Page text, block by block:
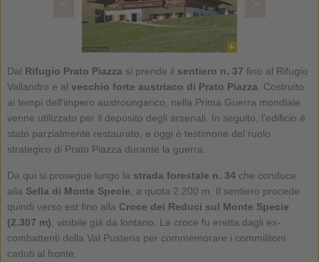
Dal Rifugio Prato Piazza si prende il sentiero n. 37 fino al Rifugio
Vallandro e al vecchio forte austriaco di Prato Piazza . Costruito
ai tempi dell'impero austroungarico, nella Prima Guerra mondiale
venne utilizzato per il deposito degli arsenali. In seguito, l'edificio è
stato parzialmente restaurato, e oggi è testimone del ruolo
strategico di Prato Piazza durante la guerra.
Da qui si prosegue lungo la strada forestale n. 34che conduce
alla Sella di Monte Specie , a quota 2.200 m. Il sentiero procede
quindi verso est fino alla Croce dei Reduci sul Monte Specie
(2.307 m) , visibile già da lontano. La croce fu eretta dagli ex-
combattenti della Val Pusteria per commemorare i commilitoni
caduti al fronte.